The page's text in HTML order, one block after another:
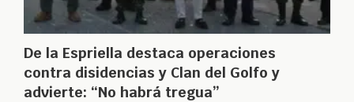
De la Espriella destaca operaciones
contra disidencias y Clan del Golfo y
advierte: “No habrá tregua”